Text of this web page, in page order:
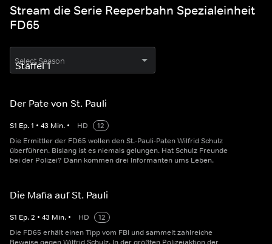
Stream die Serie Reeperbahn Spezialeinheit
FD65
Select Season
Der Pate von St. Pauli
S1 Ep.1 • 43 Min. • HD
12
Die Ermittler der FD65 wollen den St.-Pauli-Paten Wilfrid Schulz
überführen. Bislang ist es niemals gelungen. Hat Schulz Freunde
bei der Polizei? Dann kommen drei Informanten ums Leben.
Die Mafia auf St. Pauli
S1 Ep.2 • 43 Min. • HD
12
Die FD65 erhält einen Tipp vom FBI und sammelt zahlreiche